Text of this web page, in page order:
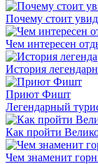
Почему стоит
Чем интересен
История
Приют Фишт
Легендарный
Как пройти
Чем знаменит